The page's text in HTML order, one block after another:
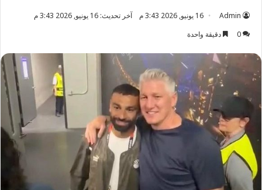
Admin 16 يونيو, 2026 3:43 م
آخر تحديث: 16 يونيو, 2026 3:43 م
0
دقيقة واحدة